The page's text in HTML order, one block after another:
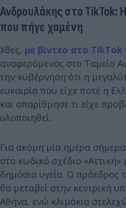
Ανδρουλάκης στο TikTok:
που πήγε χαμένη
Χθες, με βίντεο στο TikTok
αναφερόμενος στο Ταμείο
την κυβέρνηση ότι η
ευκαιρία που είχε ποτέ η
και απαρίθμησε τι είχε
υλοποιηθεί.
Για ακόμη μία ημέρα
στο κωδικό σχέδιο «Αττική»
δημόσια υγεία. Ο πρόεδρος
θα μεταβεί στην κεντρική
Αθήνα, ενώ κλιμάκια